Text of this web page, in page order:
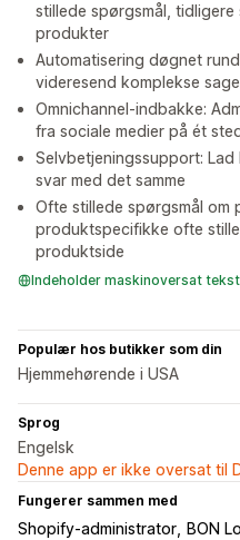
stillede spørgsmål,
produkter
Automatisering døgnet
videresend komplekse
Omnichannel-indbakke:
fra sociale medier på ét sted
Selvbetjeningssupport:
svar med det samme
Ofte stillede spørgsmål om
produktspecifikke ofte
produktside
Indeholder maskinoversat tekst
Populær hos butikker som din
Hjemmehørende i USA
Sprog
Engelsk
Denne app er ikke oversat til
Fungerer sammen med
Shopify-administrator BON